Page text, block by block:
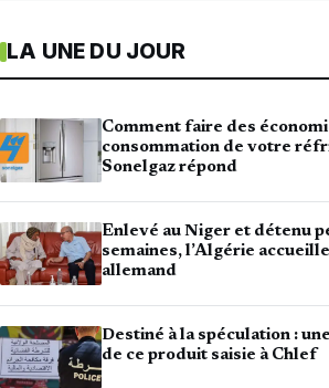
LA UNE DU JOUR
Comment faire des
consommation de votre
Sonelgaz répond
Enlevé au Niger et détenu
semaines, l’Algérie
allemand
Destiné à la spéculation :
de ce produit saisie à Chlef